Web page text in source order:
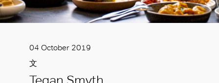
04 October 2019
文
Tegan Smyth